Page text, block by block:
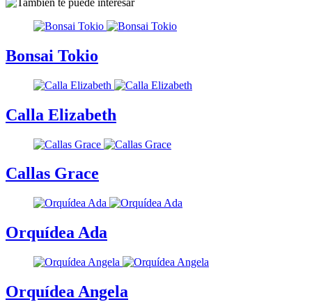
Bonsai Tokio
Calla Elizabeth
Callas Grace
Orquídea Ada
Orquídea Angela